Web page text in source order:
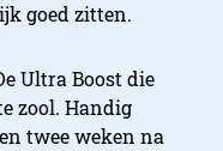
goed zitten.
Ultra Boost die
zool. Handig
twee weken na